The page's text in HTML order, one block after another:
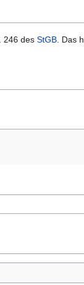
246 des StGB . Das